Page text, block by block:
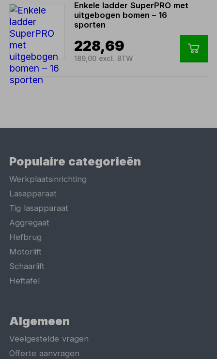
Enkele ladder SuperPRO met
uitgebogen bomen – 16
sporten
228,69
189,00 excl. BTW
Populaire categorieën
Werkplaatsinrichting
Lasapparaat
Tig lasapparaat
Aggregaat
Hefbrug
Motorlift
Schaarlift
Heftafel
Algemeen
Veelgestelde vragen
Offerte aanvragen